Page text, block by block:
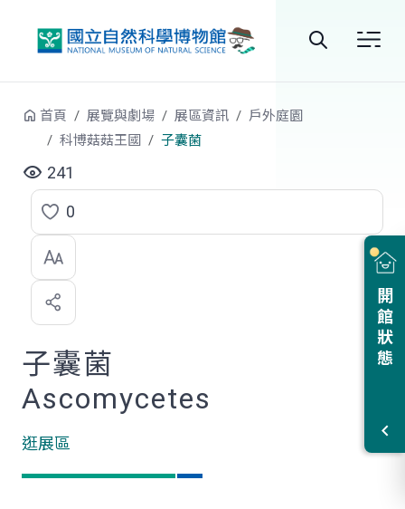
開館狀態
首頁 展覽與劇場 展區資訊
戶外庭園
科博菇菇王國
子囊菌
241
點
選
喜
歡
0
子囊菌
Ascomycetes
逛展區